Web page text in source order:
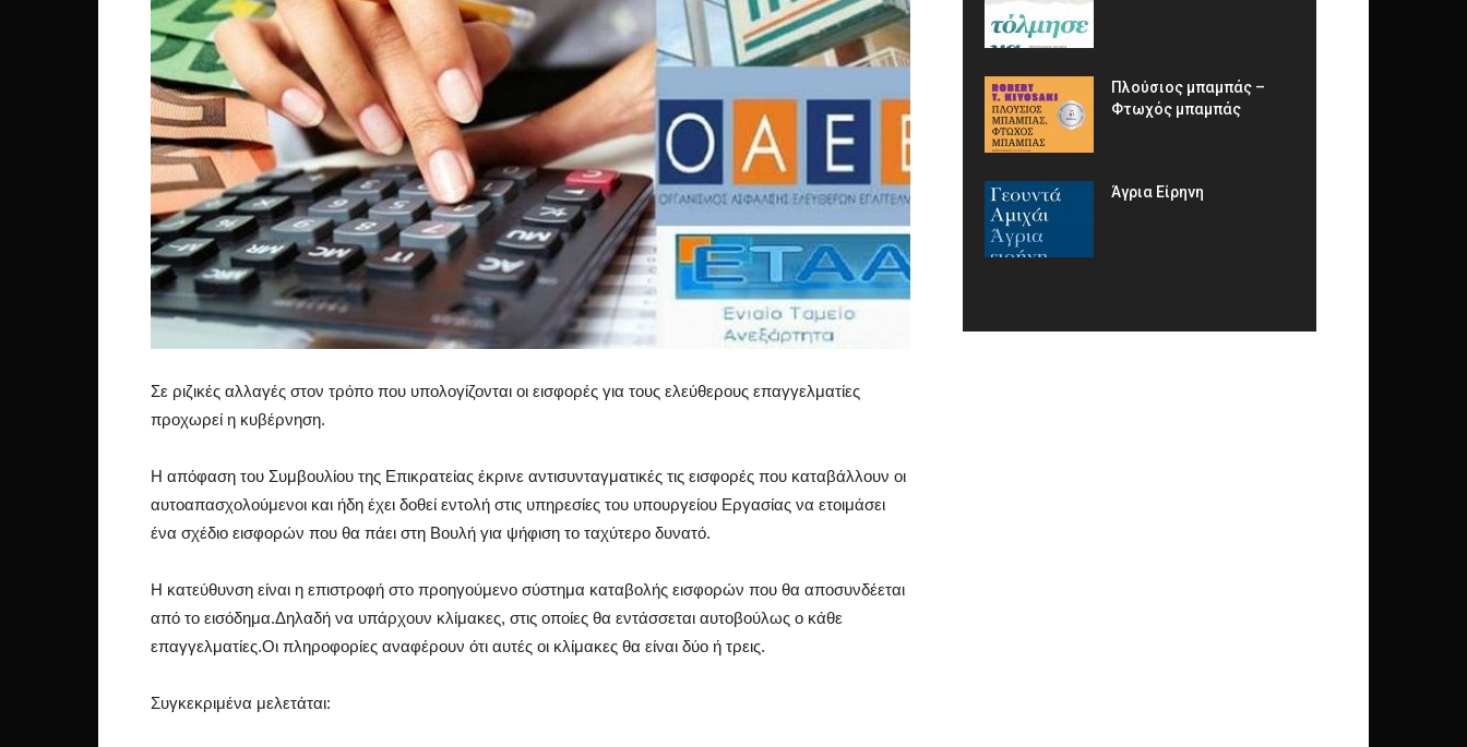
the
Town
Σε ριζικές αλλαγές στον τρόπο που υπολογίζονται οι εισφορές για τους ελεύθερους επαγγελματίες
προχωρεί η κυβέρνηση.
Η απόφαση του Συμβουλίου της Επικρατείας έκρινε αντισυνταγματικές τις εισφορές που καταβάλλουν οι
αυτοαπασχολούμενοι και ήδη έχει δοθεί εντολή στις υπηρεσίες του υπουργείου Εργασίας να ετοιμάσει
ένα σχέδιο εισφορών που θα πάει στη Βουλή για ψήφιση το ταχύτερο δυνατό.
Η κατεύθυνση είναι η επιστροφή στο προηγούμενο σύστημα καταβολής εισφορών που θα αποσυνδέεται
από το εισόδημα.Δηλαδή να υπάρχουν κλίμακες, στις οποίες θα εντάσσεται αυτοβούλως ο κάθε
επαγγελματίες.Οι πληροφορίες αναφέρουν ότι αυτές οι κλίμακες θα είναι δύο ή τρεις.
Συγκεκριμένα μελετάται:
Πλούσιος μπαμπάς –
Φτωχός μπαμπάς
Άγρια Είρηνη